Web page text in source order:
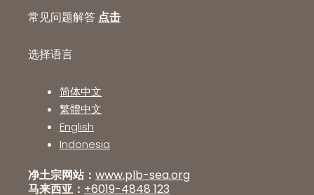
常见问题解答 点击
选择语言
简体中文
繁體中文
English
Indonesia
净土宗网站： www.plb-sea.org
马来西亚： +6019-4848 123